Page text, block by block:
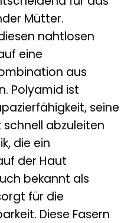
Mütter.
nahtlosen
eine
aus
Polyamid ist
seine
schnell abzuleiten
die ein
der Haut
bekannt als
für die
Diese Fasern